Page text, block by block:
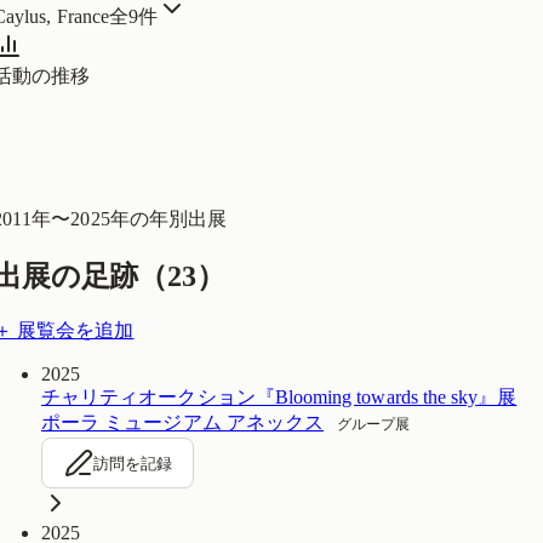
France全9件
動の推移
年〜2025年の年別出展
展の足跡（23）
展覧会を追加
2025
チャリティオークション『Blooming towards the sky』展
ポーラ ミュージアム アネックス
グループ展
訪問を記録
2025